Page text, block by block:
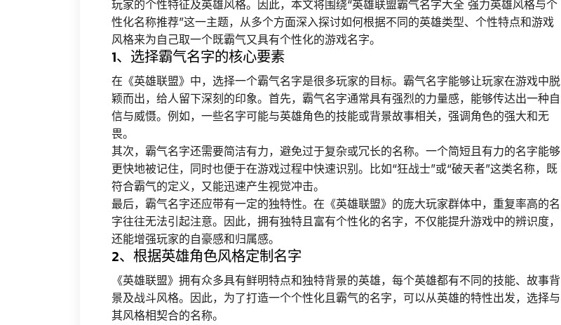
玩家的个性特征及英雄风格。因此，本文将围绕“英雄联盟霸气名字大全 强力英雄风格与个
性化名称推荐”这一主题，从多个方面深入探讨如何根据不同的英雄类型、个性特点和游戏
风格来为自己取一个既霸气又具有个性化的游戏名字。
1、选择霸气名字的核心要素
在《英雄联盟》中，选择一个霸气名字是很多玩家的目标。霸气名字能够让玩家在游戏中脱
颖而出，给人留下深刻的印象。首先，霸气名字通常具有强烈的力量感，能够传达出一种自
信与威慑。例如，一些名字可能与英雄角色的技能或背景故事相关，强调角色的强大和无
畏。
其次，霸气名字还需要简洁有力，避免过于复杂或冗长的名称。一个简短且有力的名字能够
更快地被记住，同时也便于在游戏过程中快速识别。比如“狂战士”或“破天者”这类名称，既
符合霸气的定义，又能迅速产生视觉冲击。
最后，霸气名字还应带有一定的独特性。在《英雄联盟》的庞大玩家群体中，重复率高的名
字往往无法引起注意。因此，拥有独特且富有个性化的名字，不仅能提升游戏中的辨识度，
还能增强玩家的自豪感和归属感。
2、根据英雄角色风格定制名字
《英雄联盟》拥有众多具有鲜明特点和独特背景的英雄，每个英雄都有不同的技能、故事背
景及战斗风格。因此，为了打造一个个性化且霸气的名字，可以从英雄的特性出发，选择与
其风格相契合的名称。